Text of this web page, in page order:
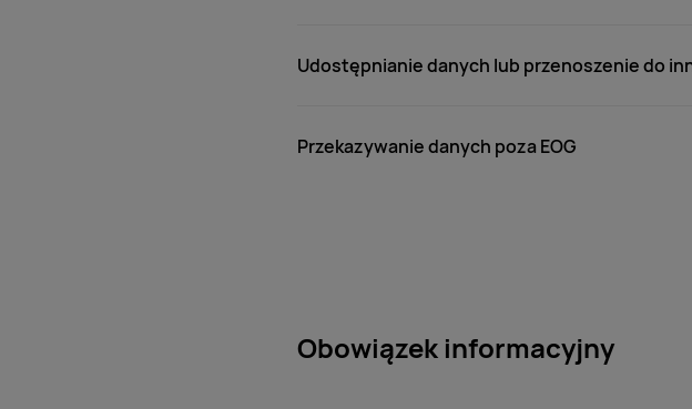
Udostępnianie danych lub przenoszenie do
Przekazywanie danych poza EOG
Obowiązek informacyjny